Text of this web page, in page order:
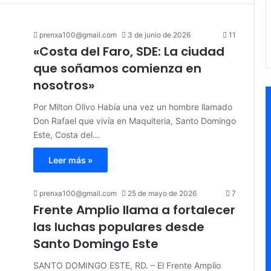
prenxa100@gmail.com 3 de junio de 2026 11
«Costa del Faro, SDE: La ciudad
que soñamos comienza en
nosotros»
Por Milton Olivo Había una vez un hombre llamado
Don Rafael que vivía en Maquiteria, Santo Domingo
Este, Costa del…
Leer más »
prenxa100@gmail.com 25 de mayo de 2026 7
Frente Amplio llama a fortalecer
las luchas populares desde
Santo Domingo Este
SANTO DOMINGO ESTE, RD. – El Frente Amplio